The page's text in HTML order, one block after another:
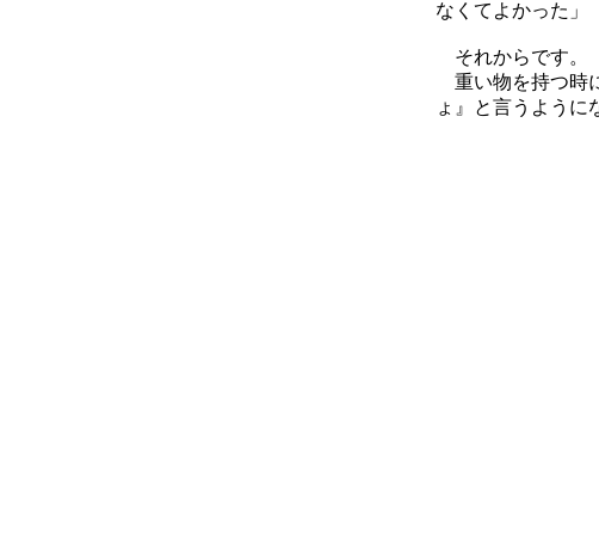
なくてよかった」
それからです。
重い物を持つ時
ょ』と言うように